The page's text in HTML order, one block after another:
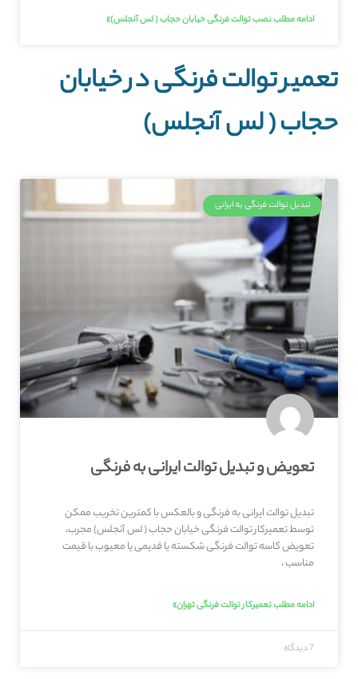
ادامه مطلب نصب توالت فرنگی خیابان حجاب ( لس آنجلس)»
تعمیر توالت فرنگی در خیابان
حجاب ( لس آنجلس)
تبدیل توالت فرنگی به ایرانی
تعویض و تبدیل توالت ایرانی به فرنگی
تبدیل توالت ایرانی به فرنگی و بالعکس با کمترین تخریب ممکن
توسط تعمیرکار توالت فرنگی خیابان حجاب ( لس آنجلس) مجرب،
تعویض کاسه توالت فرنگی شکسته یا قدیمی یا معیوب با قیمت
مناسب ،
ادامه مطلب تعمیرکار توالت فرنگی تهران»
7 دیدگاه